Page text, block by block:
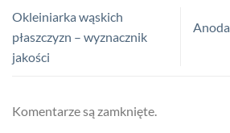
Okleiniarka wąskich
płaszczyzn – wyznacznik
jakości
Komentarze są zamknięte.